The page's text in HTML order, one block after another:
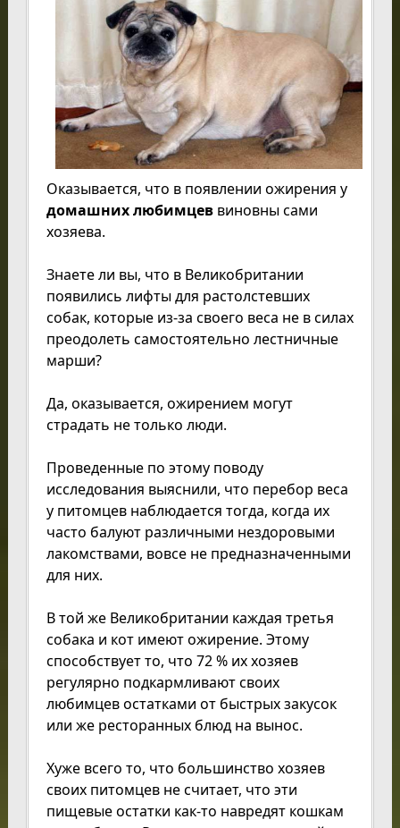
Оказывается, что в появлении ожирения у
домашних любимцеввиновны сами
хозяева.
Знаете ли вы, что в Великобритании
появились лифты для растолстевших
собак, которые из-за своего веса не в силах
преодолеть самостоятельно лестничные
марши?
Да, оказывается, ожирением могут
страдать не только люди.
Проведенные по этому поводу
исследования выяснили, что перебор веса
у питомцев наблюдается тогда, когда их
часто балуют различными нездоровыми
лакомствами, вовсе не предназначенными
для них.
В той же Великобритании каждая третья
собака и кот имеют ожирение. Этому
способствует то, что 72 % их хозяев
регулярно подкармливают своих
любимцев остатками от быстрых закусок
или же ресторанных блюд на вынос.
Хуже всего то, что большинство хозяев
своих питомцев не считает, что эти
пищевые остатки как-то навредят кошкам